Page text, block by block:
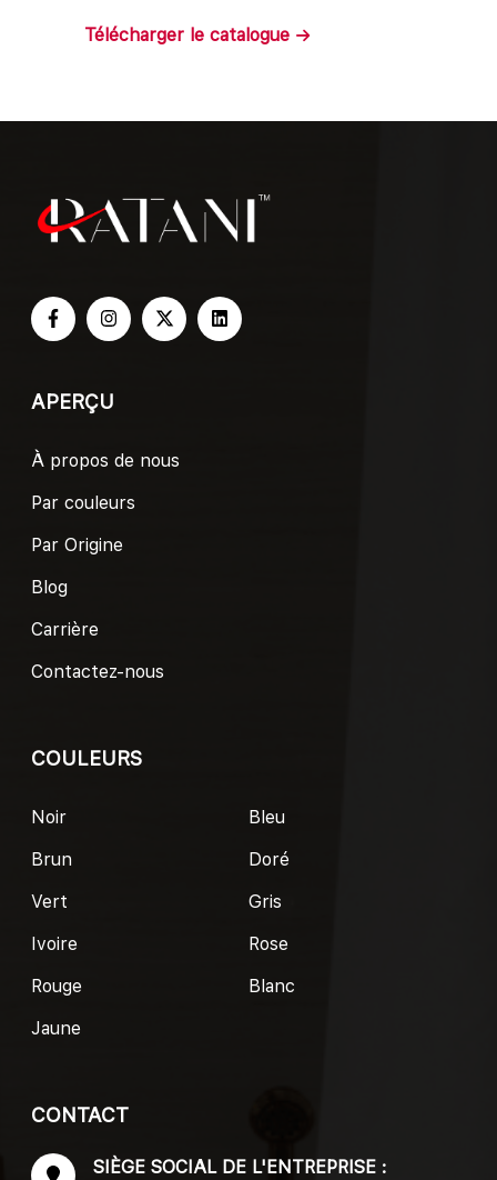
Télécharger le catalogue
APERÇU
À propos de nous
Par couleurs
Par Origine
Blog
Carrière
Contactez-nous
COULEURS
Noir
Bleu
Brun
Doré
Vert
Gris
Ivoire
Rose
Rouge
Blanc
Jaune
CONTACT
SIÈGE SOCIAL DE L'ENTREPRISE :